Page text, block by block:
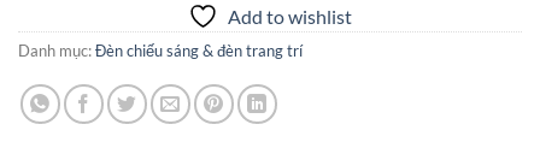
Add to wishlist
Danh mục:Đèn chiếu sáng & đèn trang trí